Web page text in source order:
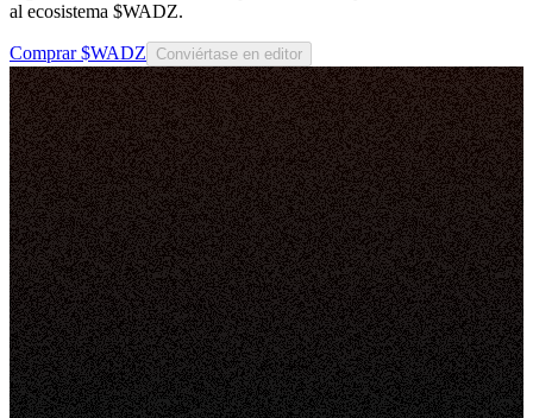
al ecosistema $WADZ.
Comprar $WADZ Conviértase en editor